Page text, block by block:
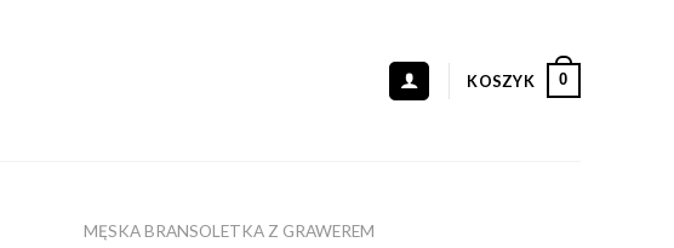
KOSZYK 0
MĘSKA BRANSOLETKA Z GRAWEREM